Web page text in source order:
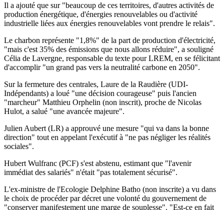
Il a ajouté que sur "beaucoup de ces territoires, d'autres activités de
production énergétique, d'énergies renouvelables ou d'activité
industrielle liées aux énergies renouvelables vont prendre le relais".
Le charbon représente "1,8%" de la part de production d'électricité,
"mais c'est 35% des émissions que nous allons réduire", a souligné
Célia de Lavergne, responsable du texte pour LREM, en se félicitant
d'accomplir "un grand pas vers la neutralité carbone en 2050".
Sur la fermeture des centrales, Laure de la Raudière (UDI-
Indépendants) a loué "une décision courageuse" puis l'ancien
"marcheur" Matthieu Orphelin (non inscrit), proche de Nicolas
Hulot, a salué "une avancée majeure".
Julien Aubert (LR) a approuvé une mesure "qui va dans la bonne
direction" tout en appelant l'exécutif à "ne pas négliger les réalités
sociales".
Hubert Wulfranc (PCF) s'est abstenu, estimant que "l'avenir
immédiat des salariés" n'était "pas totalement sécurisé".
L'ex-ministre de l'Ecologie Delphine Batho (non inscrite) a vu dans
le choix de procéder par décret une volonté du gouvernement de
"conserver manifestement une marge de souplesse". "Est-ce en fait